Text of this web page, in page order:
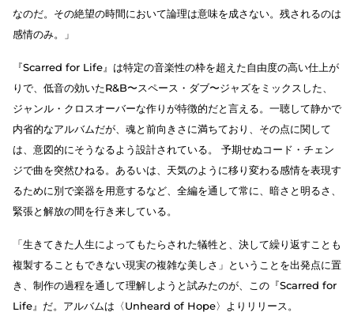
なのだ。その絶望の時間において論理は意味を成さない。残されるのは
感情のみ。」
『Scarred for Life』は特定の音楽性の枠を超えた自由度の高い仕上が
りで、低音の効いたR&B〜スペース・ダブ〜ジャズをミックスした、
ジャンル・クロスオーバーな作りが特徴的だと言える。一聴して静かで
内省的なアルバムだが、魂と前向きさに満ちており、その点に関して
は、意図的にそうなるよう設計されている。 予期せぬコード・チェン
ジで曲を突然ひねる。あるいは、天気のように移り変わる感情を表現す
るために別で楽器を用意するなど、全編を通して常に、暗さと明るさ、
緊張と解放の間を行き来している。
「生きてきた人生によってもたらされた犠牲と、決して繰り返すことも
複製することもできない現実の複雑な美しさ」ということを出発点に置
き、制作の過程を通して理解しようと試みたのが、この『Scarred for
Life』だ。アルバムは〈Unheard of Hope〉よりリリース。